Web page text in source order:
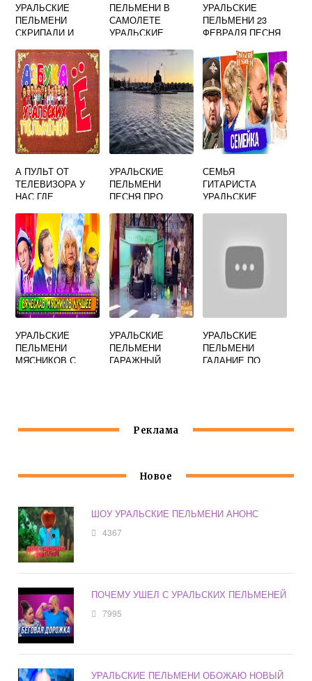
УРАЛЬСКИЕ
ПЕЛЬМЕНИ
СКРИПАЛИ И
ПЕЛЬМЕНИ В
САМОЛЕТЕ
УРАЛЬСКИЕ
УРАЛЬСКИЕ
ПЕЛЬМЕНИ 23
ФЕВРАЛЯ ПЕСНЯ
А ПУЛЬТ ОТ
ТЕЛЕВИЗОРА У
НАС ГДЕ
ПЕЛЬМЕНИ
УРАЛЬСКИЕ
ПЕЛЬМЕНИ
ПЕСНЯ ПРО
СЕМЬЯ
ГИТАРИСТА
УРАЛЬСКИЕ
УРАЛЬСКИЕ
ПЕЛЬМЕНИ
МЯСНИКОВ С
УРАЛЬСКИЕ
ПЕЛЬМЕНИ
ГАРАЖНЫЙ
УРАЛЬСКИЕ
ПЕЛЬМЕНИ
ГАДАНИЕ ПО
Реклама
Новое
ШОУ УРАЛЬСКИЕ ПЕЛЬМЕНИ АНОНС
4367
ПОЧЕМУ УШЕЛ С УРАЛЬСКИХ ПЕЛЬМЕНЕЙ
7995
УРАЛЬСКИЕ ПЕЛЬМЕНИ ОБОЖАЮ НОВЫЙ